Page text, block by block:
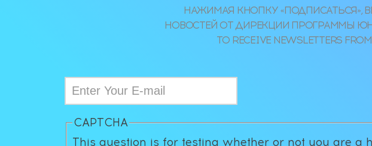
НАЖИМАЯ КНОПКУ «ПОДПИСАТЬСЯ»,
НОВОСТЕЙ ОТ ДИРЕКЦИИ ПРОГРАММЫ
TO RECEIVE NEWSLETTERS
CAPTCHA
This question is for testing whether or not you are